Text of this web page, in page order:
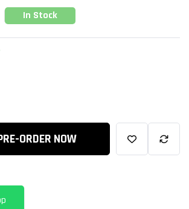
In Stock
ORDER NOW